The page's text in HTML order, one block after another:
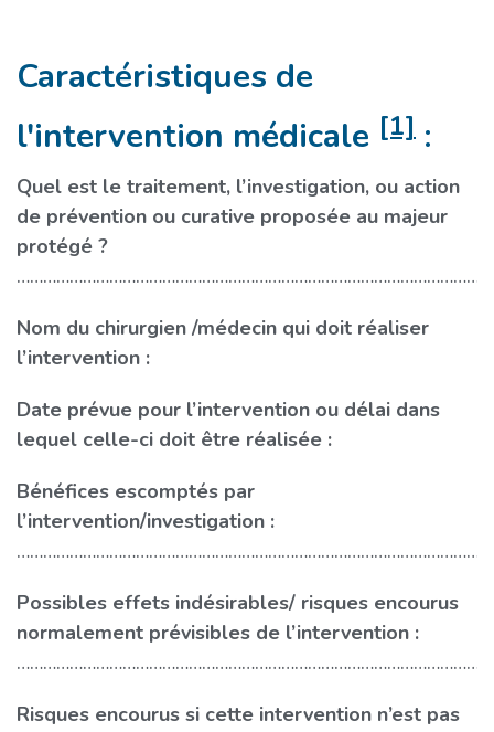
Caractéristiques de
l'intervention médicale [1] :
Quel est le traitement, l’investigation, ou action
de prévention ou curative proposée au majeur
protégé ?
Nom du chirurgien /médecin qui doit réaliser
l’intervention :
Date prévue pour l’intervention ou délai dans
lequel celle-ci doit être réalisée :
Bénéfices escomptés par
l’intervention/investigation :
Possibles effets indésirables/ risques encourus
normalement prévisibles de l’intervention :
Risques encourus si cette intervention n’est pas